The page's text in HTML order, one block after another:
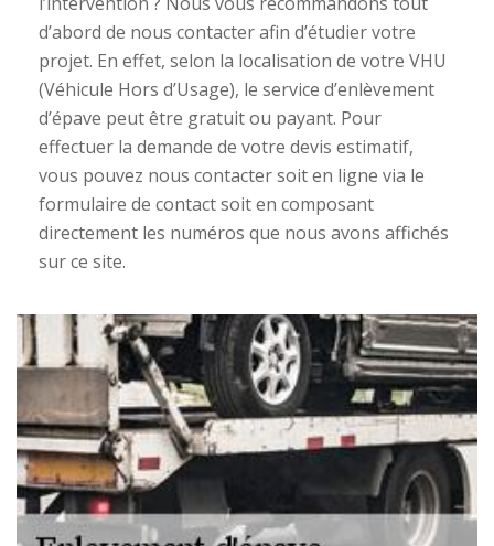
d’abord de nous contacter afin d’étudier votre
projet. En effet, selon la localisation de votre VHU
(Véhicule Hors d’Usage), le service d’enlèvement
d’épave peut être gratuit ou payant. Pour
effectuer la demande de votre devis estimatif,
vous pouvez nous contacter soit en ligne via le
formulaire de contact soit en composant
directement les numéros que nous avons affichés
sur ce site.